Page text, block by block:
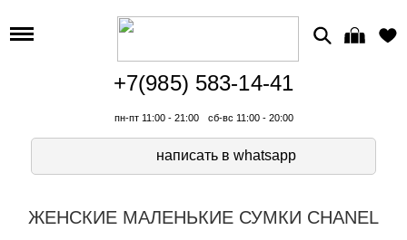
+7(985) 583-14-41
пн-пт 11:00 - 21:00 сб-вс 11:00 - 20:00
написать в whatsapp
ЖЕНСКИЕ МАЛЕНЬКИЕ СУМКИ CHANEL